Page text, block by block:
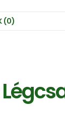
(0)